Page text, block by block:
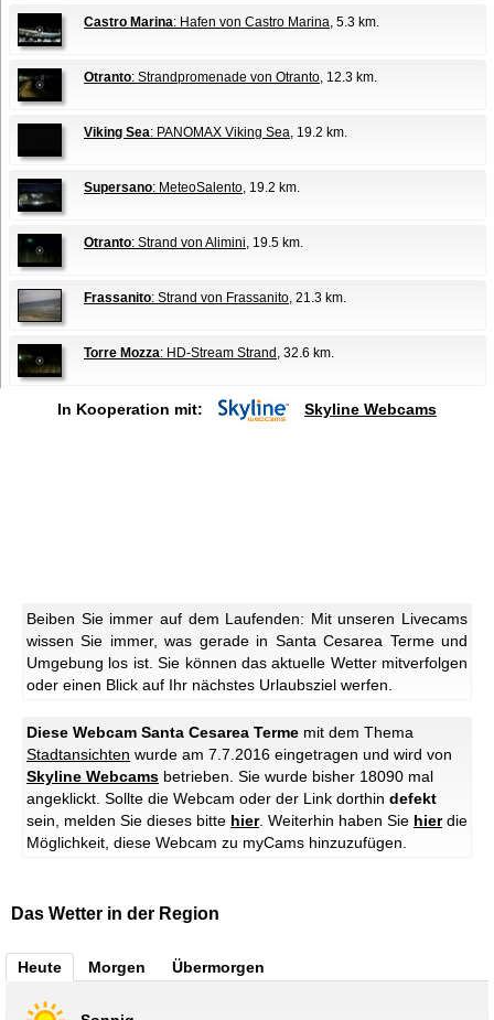
Castro Marina: Hafen von Castro Marina , 5.3 km.
Otranto: Strandpromenade von Otranto , 12.3 km.
Viking Sea: PANOMAX Viking Sea , 19.2 km.
Supersano: MeteoSalento , 19.2 km.
Otranto: Strand von Alimini , 19.5 km.
Frassanito: Strand von Frassanito , 21.3 km.
Torre Mozza: HD-Stream Strand , 32.6 km.
In Kooperation mit: Skyline Webcams
Beiben Sie immer auf dem Laufenden: Mit unseren Livecams
wissen Sie immer, was gerade in Santa Cesarea Terme und
Umgebung los ist. Sie können das aktuelle Wetter mitverfolgen
oder einen Blick auf Ihr nächstes Urlaubsziel werfen.
Diese Webcam Santa Cesarea Terme mit dem Thema
Stadtansichten wurde am 7.7.2016 eingetragen und wird von
Skyline Webcams betrieben. Sie wurde bisher 18090 mal
angeklickt. Sollte die Webcam oder der Link dorthin defekt
sein, melden Sie dieses bitte hier. Weiterhin haben Sie hierdie
Möglichkeit, diese Webcam zu myCams hinzuzufügen.
Das Wetter in der Region
Heute Morgen Übermorgen